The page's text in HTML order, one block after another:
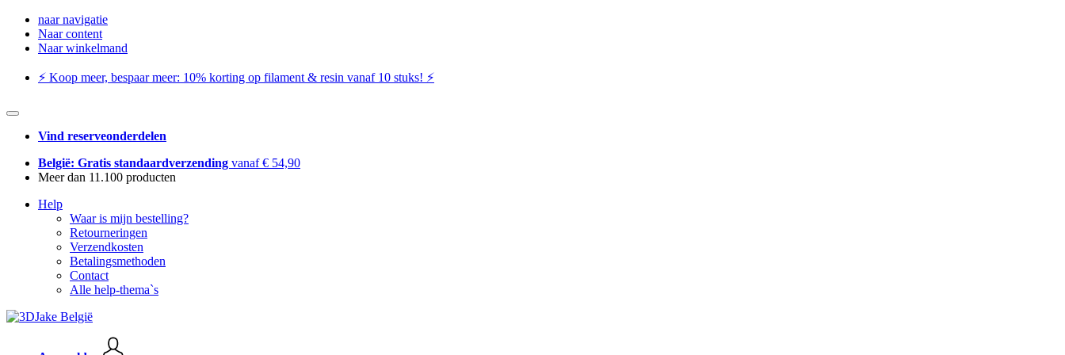
naar navigatie
Naar content
Naar winkelmand
⚡️ Koop meer, bespaar meer: ​​10% korting op filament & resin vanaf 10 stuks! ⚡️
Vind reserveonderdelen
België: Gratis standaardverzending vanaf € 54,90
Meer dan 11.100 producten
Help
Waar is mijn bestelling?
Retourneringen
Verzendkosten
Betalingsmethoden
Contact
Alle help-thema`s